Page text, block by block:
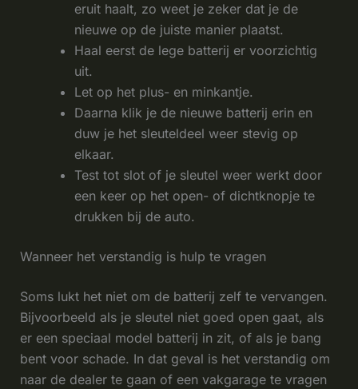
eruit haalt, zo weet je zeker dat je de
nieuwe op de juiste manier plaatst.
Haal eerst de lege batterij er voorzichtig
uit.
Let op het plus- en minkantje.
Daarna klik je de nieuwe batterij erin en
duw je het sleuteldeel weer stevig op
elkaar.
Test tot slot of je sleutel weer werkt door
een keer op het open- of dichtknopje te
drukken bij de auto.
Wanneer het verstandig is hulp te vragen
Soms lukt het niet om de batterij zelf te vervangen.
Bijvoorbeeld als je sleutel niet goed open gaat, als
er een speciaal model batterij in zit, of als je bang
bent voor schade. In dat geval is het verstandig om
naar de dealer te gaan of een vakgarage te vragen